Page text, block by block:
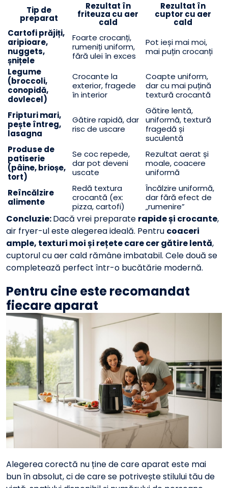
Tip de
preparat
Rezultat în
friteuza cu aer
cald
Rezultat în
cuptor cu aer
cald
Cartofi prăjiți,
aripioare,
nuggets,
șnițele
Foarte crocanți,
rumeniți uniform,
fără ulei în exces
Pot ieși mai moi,
mai puțin crocanți
Legume
(broccoli,
conopidă,
dovlecel)
Crocante la
exterior, fragede
în interior
Coapte uniform,
dar cu mai puțină
textură crocantă
Fripturi mari,
pește întreg,
lasagna
Gătire rapidă, dar
risc de uscare
Gătire lentă,
uniformă, textură
fragedă și
suculentă
Produse de
patiserie
(pâine, brioșe,
tort)
Se coc repede,
dar pot deveni
uscate
Rezultat aerat și
moale, coacere
uniformă
Reîncălzire
alimente
Redă textura
crocantă (ex:
pizza, cartofi)
Încălzire uniformă,
dar fără efect de
„rumenire”
Concluzie:Dacă vrei preparate rapide și crocante,
air fryer-ul este alegerea ideală. Pentru coaceri
ample, texturi moi și rețete care cer gătire lentă,
cuptorul cu aer cald rămâne imbatabil. Cele două se
completează perfect într-o bucătărie modernă.
Pentru cine este recomandat
fiecare aparat
Alegerea corectă nu ține de care aparat este mai
bun în absolut, ci de care se potrivește stilului tău de